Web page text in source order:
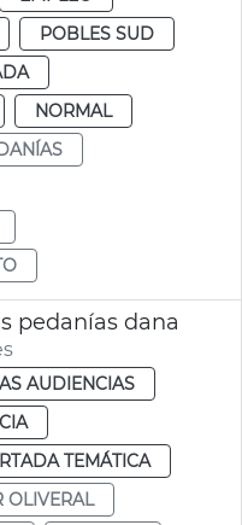
POBLES SUD
NORMAL
pedanías dana
AUDIENCIAS
TEMÁTICA
OLIVERAL